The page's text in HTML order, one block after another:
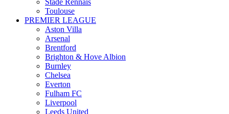
Stade Rennais
Toulouse
PREMIER LEAGUE
Aston Villa
Arsenal
Brentford
Brighton & Hove Albion
Burnley
Chelsea
Everton
Fulham FC
Liverpool
Leeds United